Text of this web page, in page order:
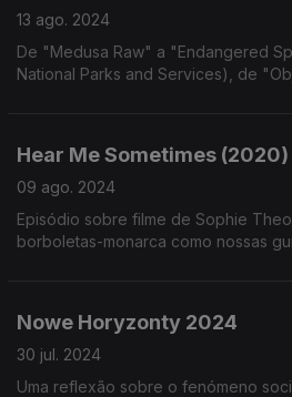
13 ago. 2024
De "Medusa Raw" a "Endangered
National Parks and Services), de
Hear Me Sometimes (2020)
09 ago. 2024
Episódio sobre filme de Sophie
borboletas-monarca como nossas
Nowe Horyzonty 2024
30 jul. 2024
Uma reflexão sobre o fenómeno